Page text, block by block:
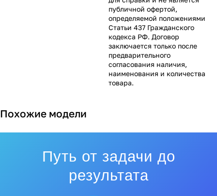
публичной офертой,
определяемой положениями
Статьи 437 Гражданского
кодекса РФ. Договор
заключается только после
предварительного
согласования наличия,
наименования и количества
товара.
Похожие модели
Путь от задачи до
результата